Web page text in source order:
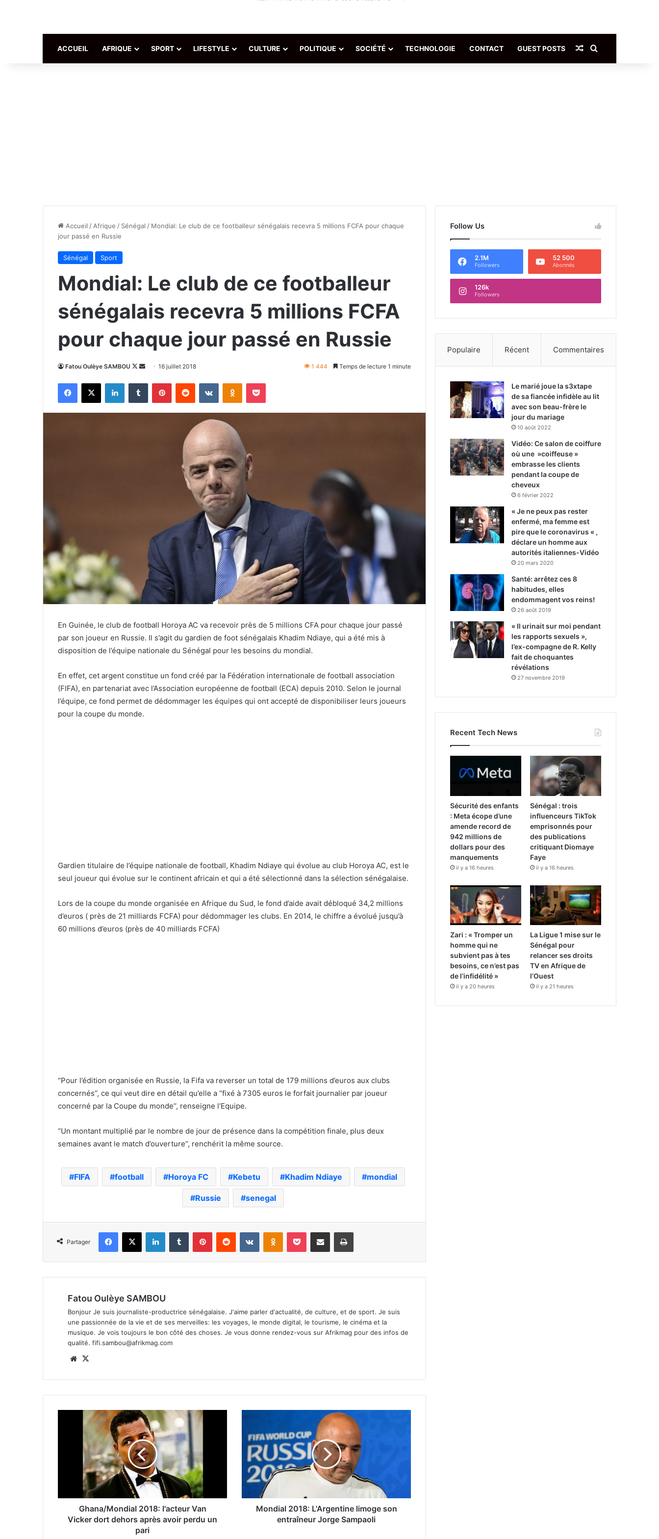
ACCUEIL AFRIQUE SPORT LIFESTYLE CULTURE POLITIQUE SOCIÉTÉ TECHNOLOGIE CONTACT GUEST POSTS Article Aléatoire
Accueil / Afrique / Sénégal / Mondial: Le club de ce footballeur sénégalais recevra 5 millions FCFA pour chaque
jour passé en Russie
Sénégal Sport
Mondial: Le club de ce footballeur
sénégalais recevra 5 millions FCFA
pour chaque jour passé en Russie
Fatou Oulèye SAMBOU
Follow
X
Envoyer
courriel
16 juillet 2018 1 444 Temps de lecture 1 minute
Facebook
X LinkedinTumblr PinterestReddit VKontakteOdnoklassniki
Pocket
En Guinée, le club de football Horoya AC va recevoir près de 5 millions CFA pour chaque jour passé
par son joueur en Russie. Il s’agit du gardien de foot sénégalais Khadim Ndiaye, qui a été mis à
disposition de l’équipe nationale du Sénégal pour les besoins du mondial.
En effet, cet argent constitue un fond créé par la Fédération internationale de football association
(FIFA), en partenariat avec l’Association européenne de football (ECA) depuis 2010. Selon le journal
l’équipe, ce fond permet de dédommager les équipes qui ont accepté de disponibiliser leurs joueurs
pour la coupe du monde.
Gardien titulaire de l’équipe nationale de football, Khadim Ndiaye qui évolue au club Horoya AC, est le
seul joueur qui évolue sur le continent africain et qui a été sélectionné dans la sélection sénégalaise.
Lors de la coupe du monde organisée en Afrique du Sud, le fond d’aide avait débloqué 34,2 millions
d’euros ( près de 21 milliards FCFA) pour dédommager les clubs. En 2014, le chiffre a évolué jusqu’à
60 millions d’euros (près de 40 milliards FCFA)
‘’Pour l’édition organisée en Russie, la Fifa va reverser un total de 179 millions d’euros aux clubs
concernés’’, ce qui veut dire en détail qu’elle a ‘’fixé à 7305 euros le forfait journalier par joueur
concerné par la Coupe du monde’’, renseigne l’Equipe.
‘’Un montant multiplié par le nombre de jour de présence dans la compétition finale, plus deux
semaines avant le match d’ouverture’’, renchérit la même source.
FIFA football Horoya FC Kebetu Khadim Ndiaye mondial
Russie senegal
Partager
Facebook
X LinkedinTumblr PinterestReddit VKontakteOdnoklassniki
Pocket Partager par email Imprimer
Fatou Oulèye SAMBOU
Bonjour Je suis journaliste-productrice sénégalaise. J'aime parler d'actualité, de culture, et de sport. Je suis
une passionnée de la vie et de ses merveilles: les voyages, le monde digital, le tourisme, le cinéma et la
musique. Je vois toujours le bon côté des choses. Je vous donne rendez-vous sur Afrikmag pour des infos de
qualité. fifi.sambou@afrikmag.com
Website
Ghana/Mondial 2018: l'acteur Van
Vicker dort dehors après avoir perdu un
pari
Mondial 2018: L'Argentine limoge son
entraîneur Jorge Sampaoli
Follow Us
2.1M
Followers
52 500
Abonnés
126k
Followers
Populaire Récent Commentaires
Le marié joue la s3xtape
de sa fiancée infidèle au lit
avec son beau-frère le
jour du mariage
10 août 2022
Vidéo: Ce salon de coiffure
où une »coiffeuse »
embrasse les clients
pendant la coupe de
cheveux
6 février 2022
« Je ne peux pas rester
enfermé, ma femme est
pire que le coronavirus « ,
déclare un homme aux
autorités italiennes-Vidéo
20 mars 2020
Santé: arrêtez ces 8
habitudes, elles
endommagent vos reins!
26 août 2019
« Il urinait sur moi pendant
les rapports sexuels »,
l’ex-compagne de R. Kelly
fait de choquantes
révélations
27 novembre 2019
Recent Tech News
Sécurité des enfants
: Meta écope d’une
amende record de
942 millions de
dollars pour des
manquements
il y a 16 heures
Sénégal : trois
influenceurs TikTok
emprisonnés pour
des publications
critiquant Diomaye
Faye
il y a 16 heures
Zari : « Tromper un
homme qui ne
subvient pas à tes
besoins, ce n’est pas
de l’infidélité »
il y a 20 heures
La Ligue 1 mise sur le
Sénégal pour
relancer ses droits
TV en Afrique de
l’Ouest
il y a 21 heures